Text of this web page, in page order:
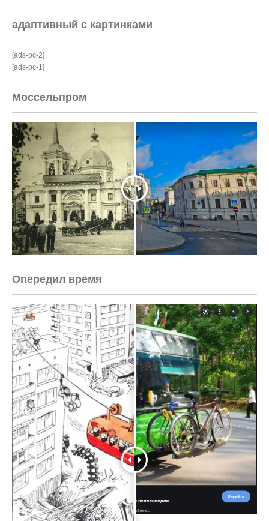
адаптивный с картинками
[ads-pc-2]
[ads-pc-1]
Моссельпром
Опередил время